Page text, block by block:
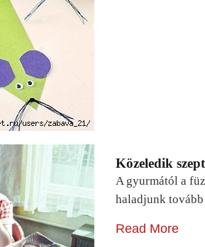
Közeledik
A gyurmától a
haladjunk tovább
Read More